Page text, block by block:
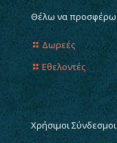
Θέλω να προσφέρω
Δωρεές
Εθελοντές
Χρήσιμοι Σύνδεσμοι